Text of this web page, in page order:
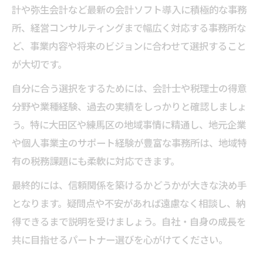
計や弥生会計など最新の会計ソフト導入に積極的な事務
所、経営コンサルティングまで幅広く対応する事務所な
ど、事業内容や将来のビジョンに合わせて選択すること
が大切です。
自分に合う選択をするためには、会計士や税理士の得意
分野や業種経験、過去の実績をしっかりと確認しましょ
う。特に大田区や練馬区の地域事情に精通し、地元企業
や個人事業主のサポート経験が豊富な事務所は、地域特
有の税務課題にも柔軟に対応できます。
最終的には、信頼関係を築けるかどうかが大きな決め手
となります。疑問点や不安があれば遠慮なく相談し、納
得できるまで説明を受けましょう。自社・自身の成長を
共に目指せるパートナー選びを心がけてください。